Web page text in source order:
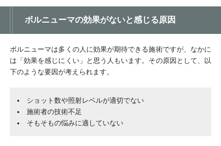
ボルニューマの効果がないと感じる原因
ボルニューマは多くの人に効果が期待できる施術ですが、なかに
は「効果を感じにくい」と思う人もいます。その原因として、以
下のような要因が考えられます。
ショット数や照射レベルが適切でない
施術者の技術不足
そもそもの悩みに適していない